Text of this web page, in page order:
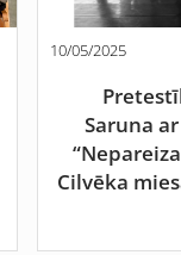
10/05/2025
Saruna
Cilvēka